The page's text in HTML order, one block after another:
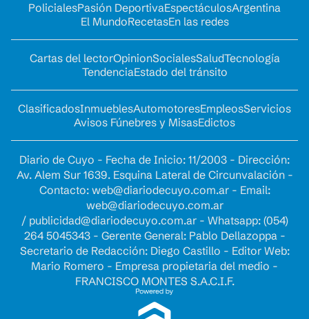
PolicialesPasión DeportivaEspectáculosArgentina
El MundoRecetasEn las redes
Cartas del lectorOpinionSocialesSaludTecnología
TendenciaEstado del tránsito
ClasificadosInmueblesAutomotoresEmpleosServicios
Avisos Fúnebres y MisasEdictos
Diario de Cuyo - Fecha de Inicio: 11/2003 - Dirección:
Av. Alem Sur 1639. Esquina Lateral de Circunvalación -
Contacto: web@diariodecuyo.com.ar- Email:
web@diariodecuyo.com.ar
/ publicidad@diariodecuyo.com.ar- Whatsapp: (054)
264 5045343 - Gerente General: Pablo Dellazoppa -
Secretario de Redacción: Diego Castillo - Editor Web:
Mario Romero - Empresa propietaria del medio -
FRANCISCO MONTES S.A.C.I.F.